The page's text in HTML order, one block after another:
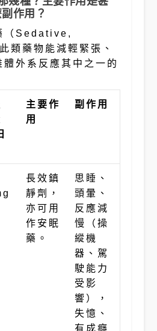
作用？
（Sedative,
類藥物能減輕緊張、
外系反應其中之一的
主要作
用
副作用
長效鎮
靜劑，
亦可用
作安眠
藥。
思睡、
頭暈、
反應減
慢（操
縱機
器、駕
駛能力
受影
響），
失憶、
有成癮